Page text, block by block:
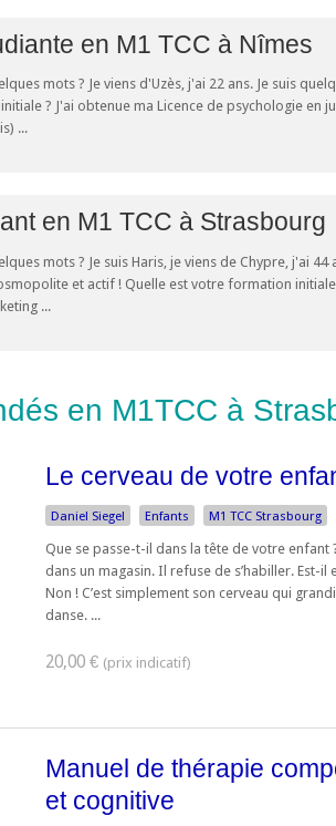
en M1 TCC à Nîmes
mots ? Je viens d'Uzès, j'ai 22 ans. Je suis
? J'ai obtenue ma Licence de psychologie en
...
en M1 TCC à Strasbourg
mots ? Je suis Haris, je viens de Chypre, j'ai 44
et actif ! Quelle est votre formation
...
en M1TCC à
Le cerveau de votre
Daniel Siegel Enfants M1 TCC Strasbourg
Que se passe-t-il dans la tête de votre enfant
dans un magasin. Il refuse de s’habiller. Est-il
Non ! C’est simplement son cerveau qui
danse. ...
20,00 €
Manuel de thérapie
et cognitive